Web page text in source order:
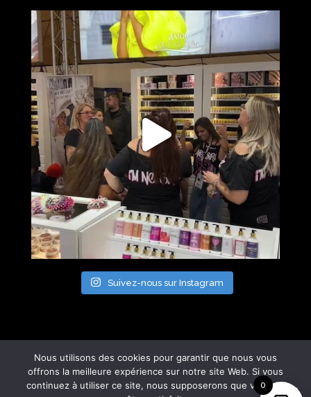
Suivez-nous sur Instagram
0
Nous utilisons des cookies pour garantir que nous vous
offrons la meilleure expérience sur notre site Web. Si vous
continuez à utiliser ce site, nous supposerons que vous en